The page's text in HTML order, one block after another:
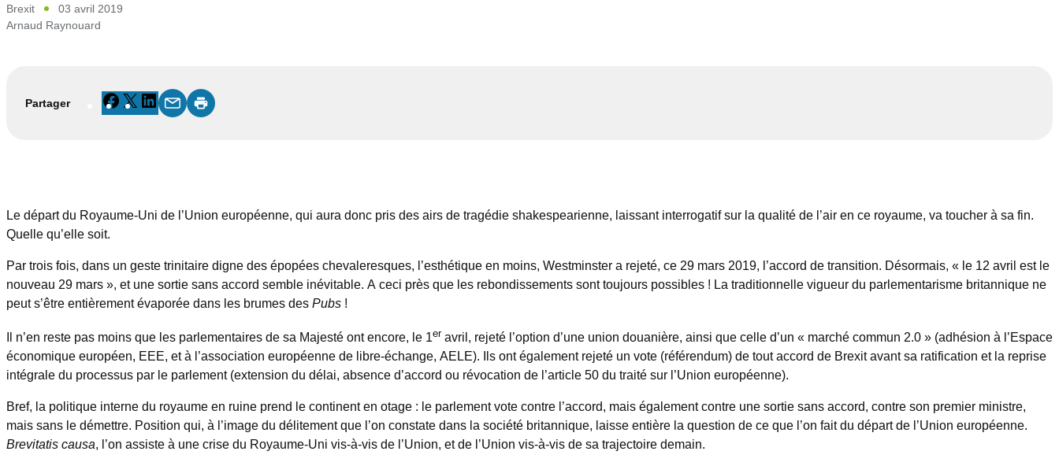
Brexit
03 avril 2019
Arnaud Raynouard
Partager Facebook
X LinkedIn
Le départ du Royaume-Uni de l’Union européenne, qui aura donc pris des airs de tragédie shakespearienne, laissant interrogatif sur la qualité de l’air en ce royaume, va toucher à sa fin.
Quelle qu’elle soit.
Par trois fois, dans un geste trinitaire digne des épopées chevaleresques, l’esthétique en moins, Westminster a rejeté, ce 29 mars 2019, l’accord de transition. Désormais, « le 12 avril est le
nouveau 29 mars », et une sortie sans accord semble inévitable. A ceci près que les rebondissements sont toujours possibles ! La traditionnelle vigueur du parlementarisme britannique ne
peut s’être entièrement évaporée dans les brumes desPubs !
Il n’en reste pas moins que les parlementaires de sa Majesté ont encore, le 1eravril, rejeté l’option d’une union douanière, ainsi que celle d’un « marché commun 2.0 » (adhésion à l’Espace
économique européen, EEE, et à l’association européenne de libre-échange, AELE). Ils ont également rejeté un vote (référendum) de tout accord de Brexit avant sa ratification et la reprise
intégrale du processus par le parlement (extension du délai, absence d’accord ou révocation de l’article 50 du traité sur l’Union européenne).
Bref, la politique interne du royaume en ruine prend le continent en otage : le parlement vote contre l’accord, mais également contre une sortie sans accord, contre son premier ministre,
mais sans le démettre. Position qui, à l’image du délitement que l’on constate dans la société britannique, laisse entière la question de ce que l’on fait du départ de l’Union européenne.
Brevitatis causa, l’on assiste à une crise du Royaume-Uni vis-à-vis de l’Union, et de l’Union vis-à-vis de sa trajectoire demain.